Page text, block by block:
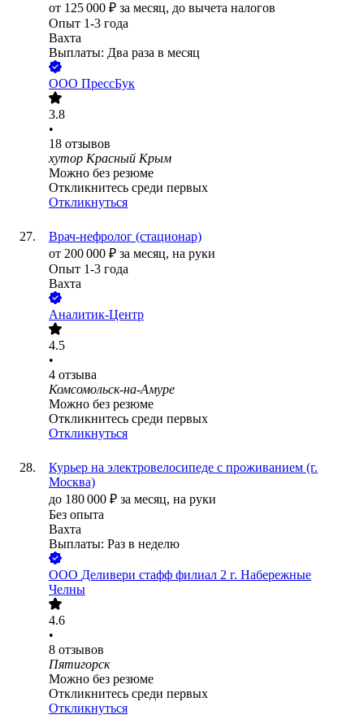
от 125 000 ₽ за месяц, до вычета налогов
Опыт 1-3 года
Вахта
Выплаты: Два раза в месяц
ООО ПрессБук
3.8
•
18 отзывов
хутор Красный Крым
Можно без резюме
Откликнитесь среди первых
Откликнуться
Врач-нефролог (стационар)
от 200 000 ₽ за месяц, на руки
Опыт 1-3 года
Вахта
Аналитик-Центр
4.5
•
4 отзыва
Комсомольск-на-Амуре
Можно без резюме
Откликнитесь среди первых
Откликнуться
Курьер на электровелосипеде с проживанием (г.
Москва)
до 180 000 ₽ за месяц, на руки
Без опыта
Вахта
Выплаты: Раз в неделю
ООО Деливери стафф филиал 2 г. Набережные
Челны
4.6
•
8 отзывов
Пятигорск
Можно без резюме
Откликнитесь среди первых
Откликнуться